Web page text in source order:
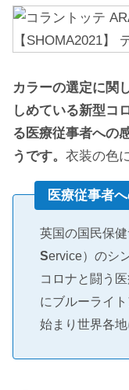
カラーの選定に関
しめている新型コ
る医療従事者への
うです。 衣装の色
医療従事者
英国の国民保
Service）のシ
コロナと闘う
にブルーライ
始まり世界各地